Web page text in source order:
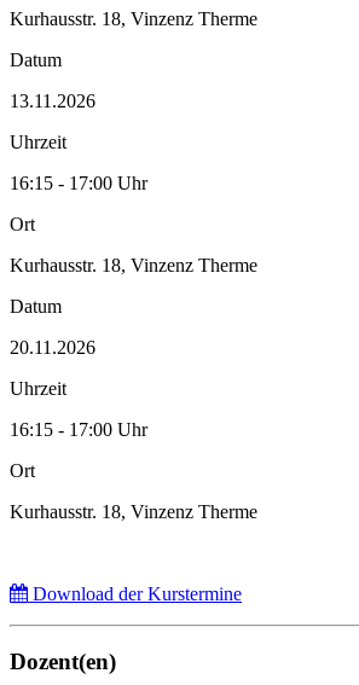
Kurhausstr. 18, Vinzenz Therme
Datum
13.11.2026
Uhrzeit
16:15 - 17:00 Uhr
Ort
Kurhausstr. 18, Vinzenz Therme
Datum
20.11.2026
Uhrzeit
16:15 - 17:00 Uhr
Ort
Kurhausstr. 18, Vinzenz Therme
Download der Kurstermine
Dozent(en)